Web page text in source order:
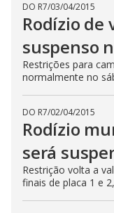
DO R7/03/04/2015
Rodízio de
suspenso
Restrições para
normalmente no
DO R7/02/04/2015
Rodízio
será
Restrição volta a
finais de placa 1 e